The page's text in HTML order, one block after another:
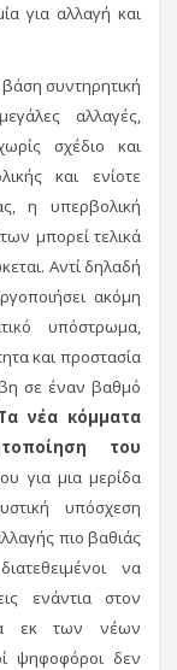
για αλλαγή και
συντηρητική
αλλαγές,
σχέδιο και
και ενίοτε
η υπερβολική
μπορεί τελικά
Αντί δηλαδή
ακόμη
υπόστρωμα,
και προστασία
σε έναν βαθμό
νέα κόμματα
του
για μια μερίδα
υπόσχεση
πιο βαθιάς
να
ενάντια στον
εκ των νέων
ψηφοφόροι δεν